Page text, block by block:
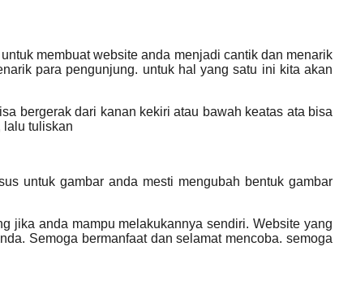
membuat website anda menjadi cantik dan menarik
para pengunjung. untuk hal yang satu ini kita akan
bergerak dari kanan kekiri atau bawah keatas ata bisa
lalu tuliskan
untuk gambar anda mesti mengubah bentuk gambar
jika anda mampu melakukannya sendiri. Website yang
Semoga bermanfaat dan selamat mencoba. semoga